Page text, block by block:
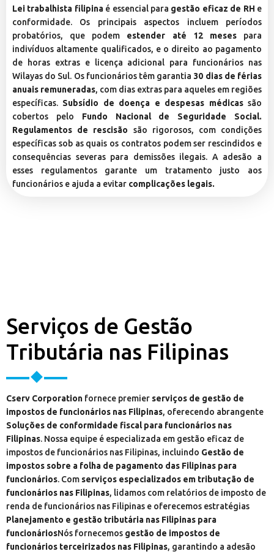
Lei trabalhista filipinaé essencial para gestão eficaz de RH e
conformidade. Os principais aspectos incluem períodos
probatórios, que podem estender até 12 mesespara
indivíduos altamente qualificados, e o direito ao pagamento
de horas extras e licença adicional para funcionários nas
Wilayas do Sul. Os funcionários têm garantia 30 dias de férias
anuais remuneradas, com dias extras para aqueles em regiões
específicas. Subsídio de doença e despesas médicassão
cobertos pelo Fundo Nacional de Seguridade Social.
Regulamentos de rescisão são rigorosos, com condições
específicas sob as quais os contratos podem ser rescindidos e
consequências severas para demissões ilegais. A adesão a
esses regulamentos garante um tratamento justo aos
funcionários e ajuda a evitar complicações legais.
Serviços de Gestão
Tributária nas Filipinas
Cserv Corporation fornece premier serviços de gestão de
impostos de funcionários nas Filipinas, oferecendo abrangente
Soluções de conformidade fiscal para funcionários nas
Filipinas. Nossa equipe é especializada em gestão eficaz de
impostos de funcionários nas Filipinas, incluindo Gestão de
impostos sobre a folha de pagamento das Filipinas para
funcionários. Com serviços especializados em tributação de
funcionários nas Filipinas, lidamos com relatórios de imposto de
renda de funcionários nas Filipinas e oferecemos estratégias
Planejamento e gestão tributária nas Filipinas para
funcionáriosNós fornecemos gestão de impostos de
funcionários terceirizados nas Filipinas, garantindo a adesão